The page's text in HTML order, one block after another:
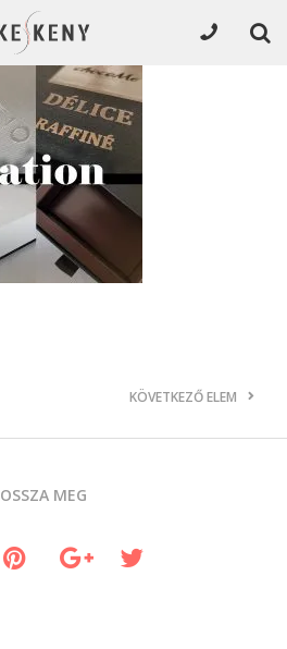
KÖVETKEZŐ ELEM
OSSZA MEG